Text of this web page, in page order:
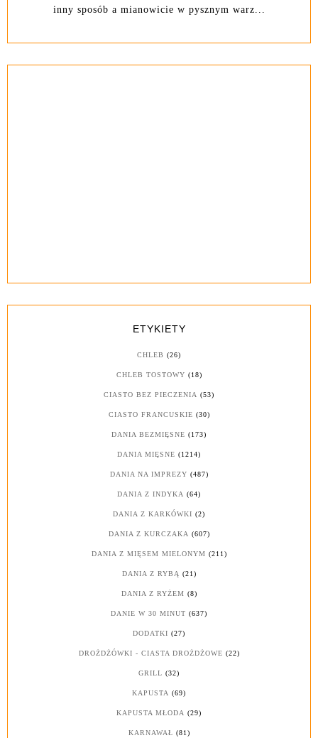
inny sposób a mianowicie w pysznym warz...
ETYKIETY
CHLEB (26)
CHLEB TOSTOWY (18)
CIASTO BEZ PIECZENIA (53)
CIASTO FRANCUSKIE (30)
DANIA BEZMIĘSNE (173)
DANIA MIĘSNE (1214)
DANIA NA IMPREZY (487)
DANIA Z INDYKA (64)
DANIA Z KARKÓWKI (2)
DANIA Z KURCZAKA (607)
DANIA Z MIĘSEM MIELONYM (211)
DANIA Z RYBĄ (21)
DANIA Z RYŻEM (8)
DANIE W 30 MINUT (637)
DODATKI (27)
DROŻDŻÓWKI - CIASTA DROŻDŻOWE (22)
GRILL (32)
KAPUSTA (69)
KAPUSTA MŁODA (29)
KARNAWAŁ (81)